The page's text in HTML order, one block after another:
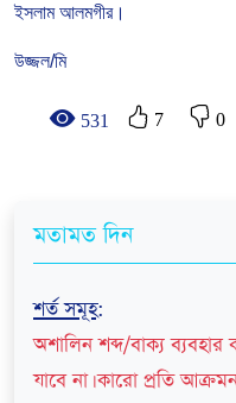
ইসলাম আলমগীর।
উজ্জল/মি
531 7 0
মতামত দিন
শর্ত সমূহ:
অশালিন শব্দ/বাক্য ব্যবহার
যাবে না। কারো প্রতি